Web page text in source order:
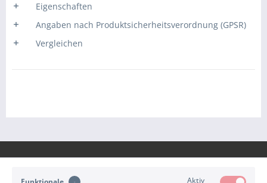
Eigenschaften
Angaben nach Produktsicherheitsverordnung (GPSR)
Vergleichen
Aktiv